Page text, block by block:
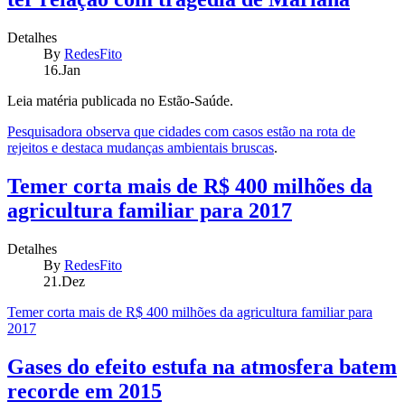
Detalhes
By RedesFito
16.Jan
Leia matéria publicada no Estão-Saúde.
Pesquisadora observa que cidades com casos estão na rota de
rejeitos e destaca mudanças ambientais bruscas.
Temer corta mais de R$ 400 milhões da
agricultura familiar para 2017
Detalhes
By RedesFito
21.Dez
Temer corta mais de R$ 400 milhões da agricultura familiar para
2017
Gases do efeito estufa na atmosfera batem
recorde em 2015